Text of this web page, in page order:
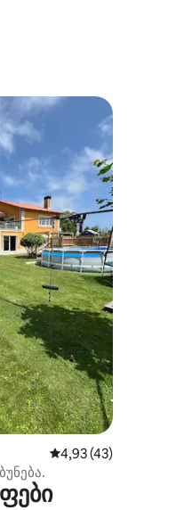
მიმოხილვა
საშუალო შეფასებაა
4,93 (43)